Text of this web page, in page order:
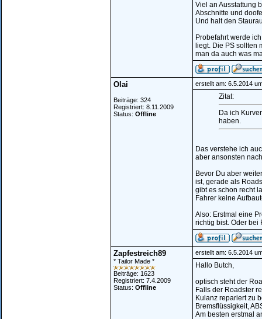
Viel an Ausstattung
Abschnitte und
Und halt den
Probefahrt werde
liegt. Die PS sollten
man da auch was
Olai
Beiträge: 324
Registriert: 8.11.2009
Status: Offline
erstellt am: 6.5.2014
Zitat:
Da ich
haben.
Das verstehe ich
aber ansonsten
Bevor Du aber
ist, gerade als
gibt es schon recht
Fahrer keine
Also: Erstmal eine
richtig bist. Oder bei
Zapfestreich89
* Tailor Made *
Beiträge: 1623
Registriert: 7.4.2009
Status: Offline
erstellt am: 6.5.2014
Hallo Butch,
optisch steht der
Falls der Roadster
Kulanz repariert zu
Bremsflüssigkeit,
Am besten erstmal